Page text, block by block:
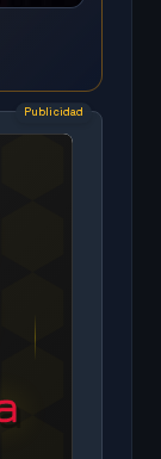
Publicidad